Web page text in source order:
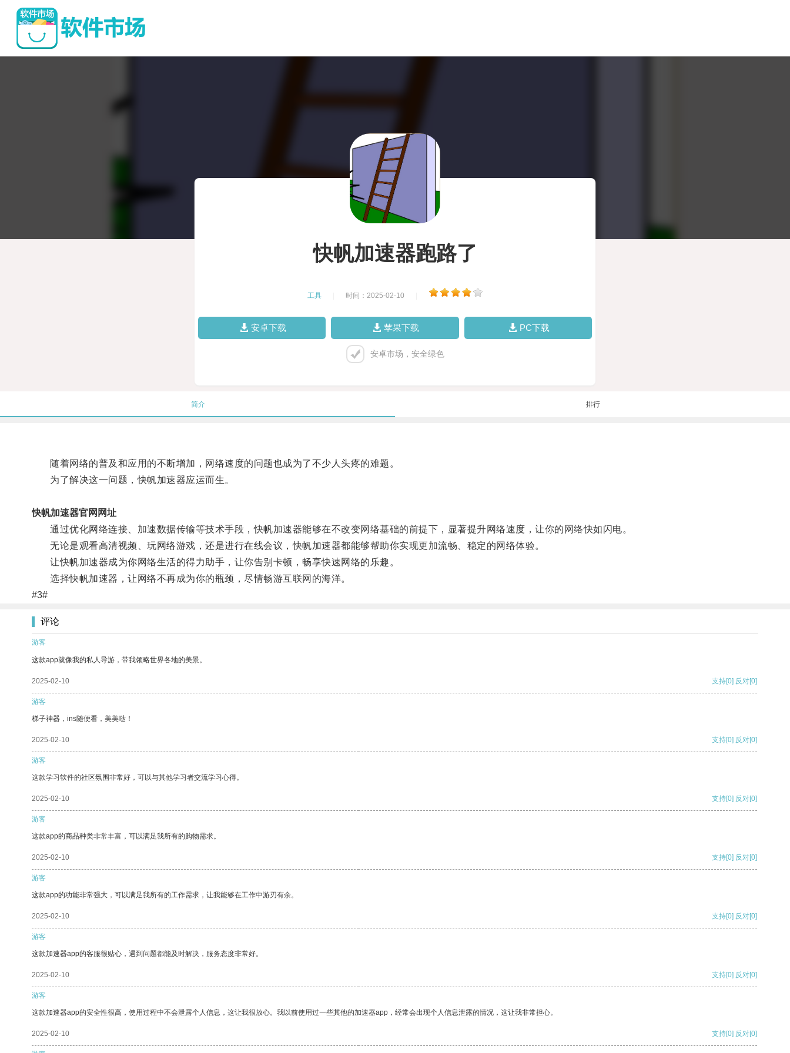
快帆加速器跑路了
工具 时间：2025-02-10
安卓下载 苹果下载 PC下载
安卓市场，安全绿色
简介 排行
随着网络的普及和应用的不断增加，网络速度的问题也成为了不少人头疼的难题。
为了解决这一问题，快帆加速器应运而生。
快帆加速器官网网址
通过优化网络连接、加速数据传输等技术手段，快帆加速器能够在不改变网络基础的前提下，显著提升网络速度，让你的网络快如闪电。
无论是观看高清视频、玩网络游戏，还是进行在线会议，快帆加速器都能够帮助你实现更加流畅、稳定的网络体验。
让快帆加速器成为你网络生活的得力助手，让你告别卡顿，畅享快速网络的乐趣。
选择快帆加速器，让网络不再成为你的瓶颈，尽情畅游互联网的海洋。
#3#
评论
游客
这款app就像我的私人导游，带我领略世界各地的美景。
2025-02-10 支持[0] 反对[0]
游客
梯子神器，ins随便看，美美哒！
2025-02-10 支持[0] 反对[0]
游客
这款学习软件的社区氛围非常好，可以与其他学习者交流学习心得。
2025-02-10 支持[0] 反对[0]
游客
这款app的商品种类非常丰富，可以满足我所有的购物需求。
2025-02-10 支持[0] 反对[0]
游客
这款app的功能非常强大，可以满足我所有的工作需求，让我能够在工作中游刃有余。
2025-02-10 支持[0] 反对[0]
游客
这款加速器app的客服很贴心，遇到问题都能及时解决，服务态度非常好。
2025-02-10 支持[0] 反对[0]
游客
这款加速器app的安全性很高，使用过程中不会泄露个人信息，这让我很放心。我以前使用过一些其他的加速器app，经常会出现个人信息泄露的情况，这让我非常担心。
2025-02-10 支持[0] 反对[0]